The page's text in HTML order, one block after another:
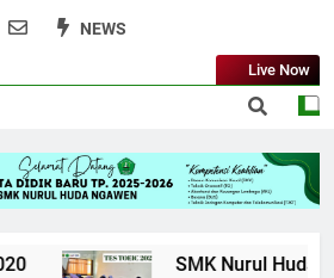
NEWS
Live Now
SMK Nurul Huda